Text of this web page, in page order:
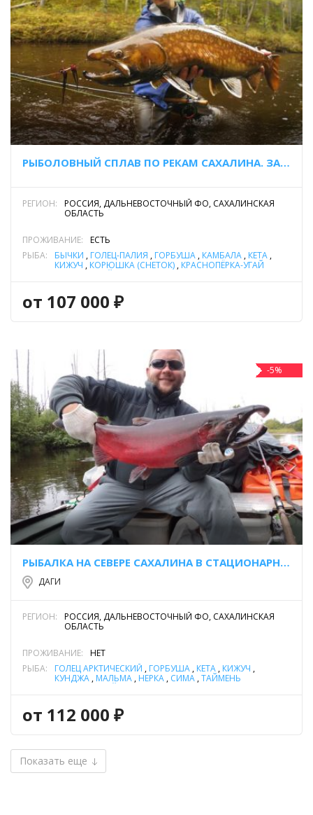
РЫБОЛОВНЫЙ СПЛАВ ПО РЕКАМ САХАЛИНА. ЗАЛИВ ПИЛЬТУН
РЕГИОН:
РОССИЯ, ДАЛЬНЕВОСТОЧНЫЙ ФО, САХАЛИНСКАЯ
ОБЛАСТЬ
ПРОЖИВАНИЕ:
ЕСТЬ
РЫБА:
БЫЧКИ , ГОЛЕЦ-ПАЛИЯ , ГОРБУША , КАМБАЛА , КЕТА ,
КИЖУЧ , КОРЮШКА (СНЕТОК) , КРАСНОПЁРКА-УГАЙ
от 107 000 ₽
-5%
РЫБАЛКА НА СЕВЕРЕ САХАЛИНА В СТАЦИОНАРНОМ ЛАГЕРЕ
ДАГИ
РЕГИОН:
РОССИЯ, ДАЛЬНЕВОСТОЧНЫЙ ФО, САХАЛИНСКАЯ
ОБЛАСТЬ
ПРОЖИВАНИЕ:
НЕТ
РЫБА:
ГОЛЕЦ АРКТИЧЕСКИЙ , ГОРБУША , КЕТА , КИЖУЧ ,
КУНДЖА , МАЛЬМА , НЕРКА , СИМА ,ТАЙМЕНЬ
от 112 000 ₽
Показать еще